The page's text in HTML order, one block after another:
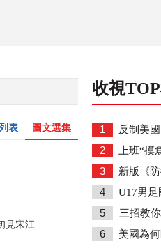
圖文選集
表
見宋江
收視
1 反制美
2 上班“摸
3 新版《
4 U17男足
5 三招教
6 美國為